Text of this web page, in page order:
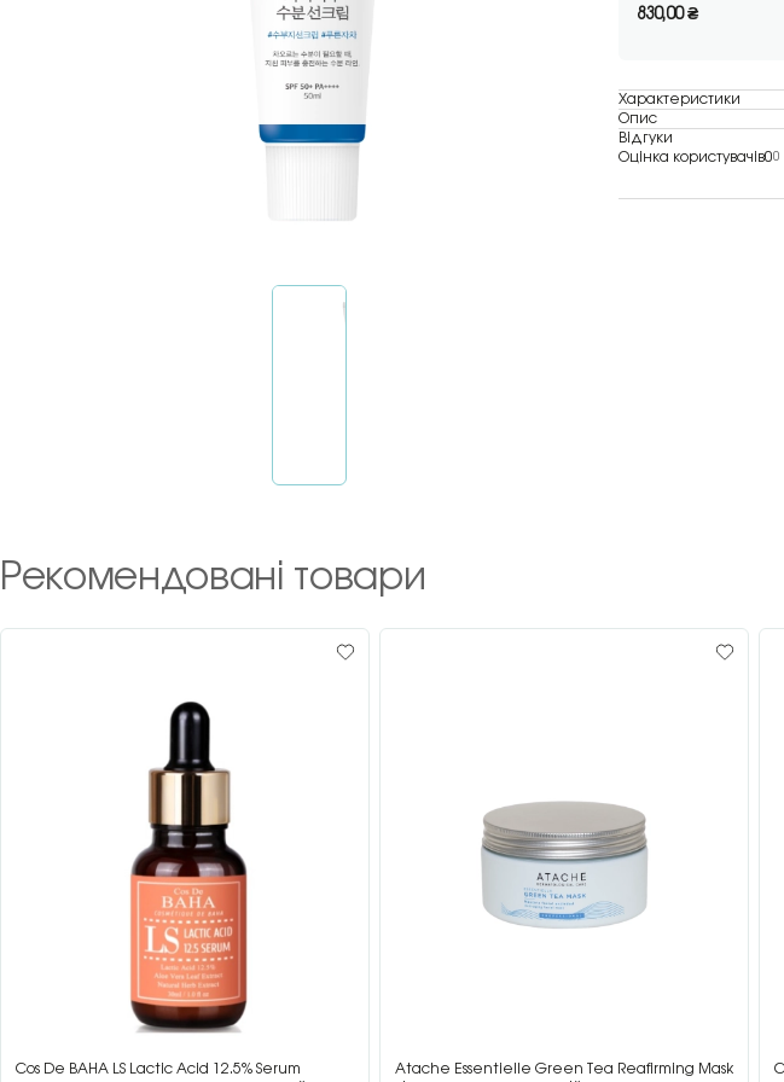
830,00₴
Характеристики
Опис
Відгуки
Оцінка користувачів00
Рекомендовані товари
Cos De BAHA LS Lactic Acid 12.5% Serum
Atache Essentielle Green Tea Reafirming Mask